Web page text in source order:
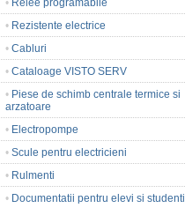
• Relee programabile
• Rezistente electrice
• Cabluri
• Cataloage VISTO SERV
• Piese de schimb centrale termice si
arzatoare
• Electropompe
• Scule pentru electricieni
• Rulmenti
• Documentatii pentru elevi si studenti